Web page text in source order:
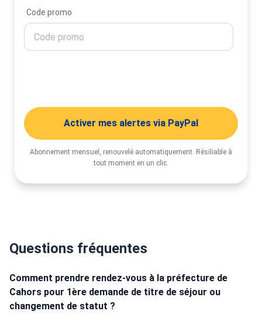
Code promo
Activer mes alertes via PayPal
Abonnement mensuel, renouvelé automatiquement. Résiliable à
tout moment en un clic.
Questions fréquentes
Comment prendre rendez-vous à la préfecture de
Cahors pour 1ère demande de titre de séjour ou
changement de statut ?